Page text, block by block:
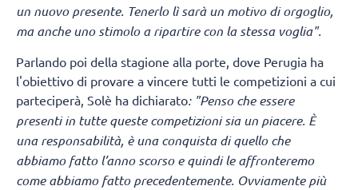
un nuovo presente. Tenerlo lì sarà un motivo di orgoglio,
ma anche uno stimolo a ripartire con la stessa voglia".
Parlando poi della stagione alla porte, dove Perugia ha
l'obiettivo di provare a vincere tutti le competizioni a cui
parteciperà, Solè ha dichiarato: "Penso che essere
presenti in tutte queste competizioni sia un piacere. È
una responsabilità, è una conquista di quello che
abbiamo fatto l’anno scorso e quindi le affronteremo
come abbiamo fatto precedentemente. Ovviamente più